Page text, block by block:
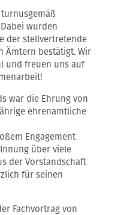
wurden
der stellvertretende
Ämtern bestätigt. Wir
und freuen uns auf
war die Ehrung von
ehrenamtliche
Engagement
über viele
der Vorstandschaft
für seinen
Fachvortrag von